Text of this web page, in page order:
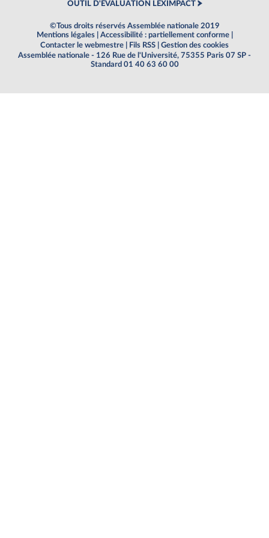
OUTIL D'ÉVALUATION LEXIMPACT
©Tous droits réservés Assemblée nationale 2019
Mentions légales
Accessibilité : partiellement conforme
Contacter le webmestre
Fils RSS
Gestion des cookies
Assemblée nationale - 126 Rue de l'Université, 75355 Paris 07 SP -
Standard 01 40 63 60 00